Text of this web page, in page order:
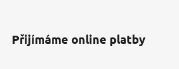
Přijímáme online platby